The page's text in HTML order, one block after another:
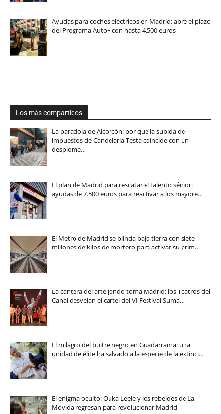
Ayudas para coches eléctricos en Madrid: abre el plazo
del Programa Auto+ con hasta 4.500 euros
Los más compartidos
La paradoja de Alcorcón: por qué la subida de
impuestos de Candelaria Testa coincide con un
desplome…
El plan de Madrid para rescatar el talento sénior:
ayudas de 7.500 euros para reactivar a los mayore…
El Metro de Madrid se blinda bajo tierra con siete
millones de kilos de mortero para activar su prim…
La cantera del arte jondo toma Madrid: los Teatros del
Canal desvelan el cartel del VI Festival Suma…
El milagro del buitre negro en Guadarrama: una
unidad de élite ha salvado a la especie de la extinci…
El enigma oculto: Ouka Leele y los rebeldes de La
Movida regresan para revolucionar Madrid